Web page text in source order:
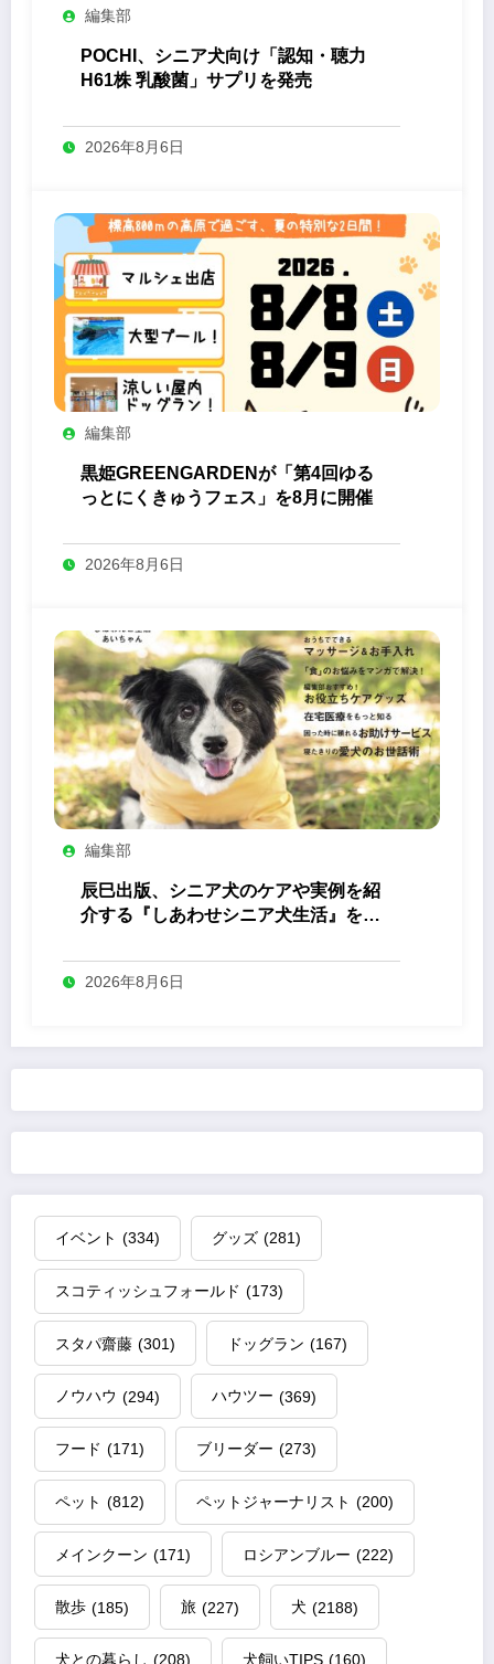
編集部
POCHI、シニア犬向け「認知・聴力
H61株 乳酸菌」サプリを発売
2026年8月6日
編集部
黒姫GREENGARDENが「第4回ゆる
っとにくきゅうフェス」を8月に開催
2026年8月6日
編集部
辰巳出版、シニア犬のケアや実例を紹
介する『しあわせシニア犬生活』を発
2026年8月6日
イベント (334) グッズ (281)
スコティッシュフォールド (173)
スタパ齋藤 (301) ドッグラン (167)
ノウハウ (294) ハウツー (369)
フード (171) ブリーダー (273)
ペット (812) ペットジャーナリスト (200)
メインクーン (171) ロシアンブルー (222)
散歩 (185) 旅 (227) 犬 (2188)
犬との暮らし (208) 犬飼いTIPS (160)